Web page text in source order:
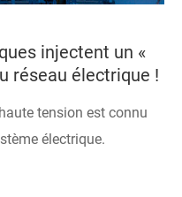
injectent un «
réseau électrique !
tension est connu
électrique.